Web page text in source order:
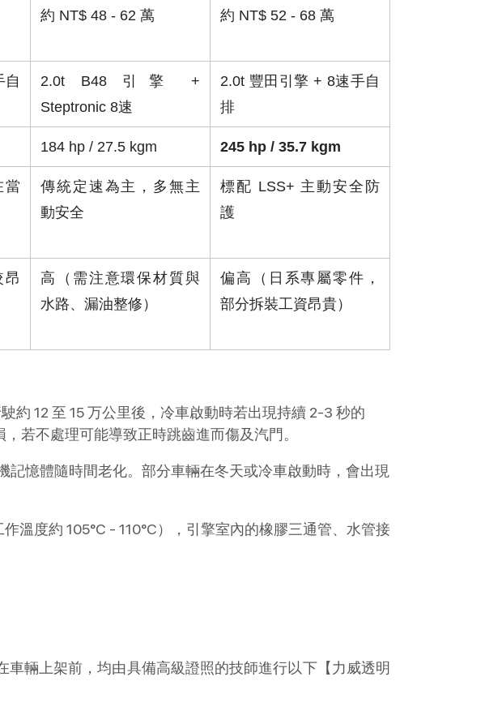
約 NT$ 48 - 62 萬 約 NT$ 52 - 68 萬
自
2.0t B48 引擎 +
Steptronic 8速
2.0t 豐田引擎 + 8速手自
排
184 hp / 27.5 kgm 245 hp / 35.7 kgm
當
傳統定速為主，多無主
動安全
標配 LSS+ 主動安全防
護
昂
高（需注意環保材質與
水路、漏油整修）
偏高（日系專屬零件，
部分拆裝工資昂貴）
約 12 至 15 万公里後，冷車啟動時若出現持續 2-3 秒的
若不處理可能導致正時跳齒進而傷及汽門。
記憶體隨時間老化。部分車輛在冬天或冷車啟動時，會出現
溫度約 105°C - 110°C），引擎室內的橡膠三通管、水管接
輛上架前，均由具備高級證照的技師進行以下【力威透明